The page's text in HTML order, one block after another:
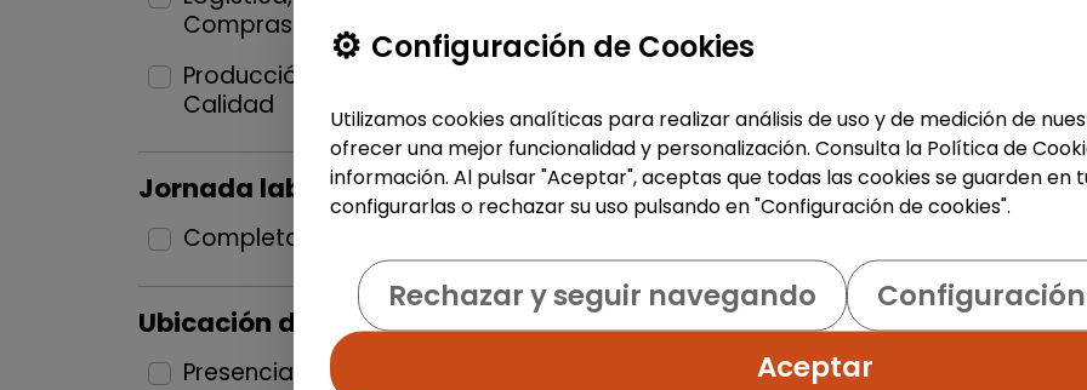
Compras
Producción industrial y
Calidad
Jornada laboral
Completa
Ubicación del puesto
Presencial
Producción, Industria y Calidad
Operario/a en lavandería y
tintorería (madrid)
| España(Madrid)
Bajo la supervisión de la persona
responsable: Recepcionar y
prendas según tipo de tejido, color y
tratamiento necesario. Aplicar
procesos de limpieza adecuados
Configuración de Cookies
Utilizamos cookies analíticas para realizar análisis de uso y de medición de
ofrecer una mejor funcionalidad y personalización. Consulta la Política de
información. Al pulsar "Aceptar", aceptas que todas las cookies se guarden en
configurarlas o rechazar su uso pulsando en "Configuración de cookies".
Rechazar y seguir navegando
Aceptar